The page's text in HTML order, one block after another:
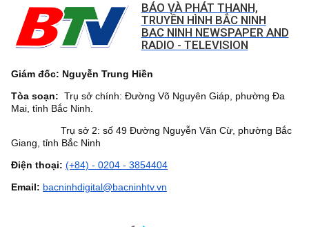
BÁO VÀ PHÁT THANH,
TRUYỀN HÌNH BẮC NINH
BAC NINH NEWSPAPER AND
RADIO - TELEVISION
Giám đốc: Nguyễn Trung Hiền
Tòa soạn: Trụ sở chính: Đường Võ Nguyên Giáp, phường Đa
Mai, tỉnh Bắc Ninh.
Trụ sở 2: số 49 Đường Nguyễn Văn Cừ, phường Bắc
Giang, tỉnh Bắc Ninh
Điện thoại: (+84) - 0204 - 3854404
Email: bacninhdigital@bacninhtv.vn